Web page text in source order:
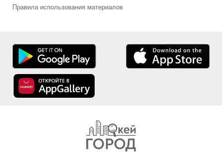
Правила использования материалов